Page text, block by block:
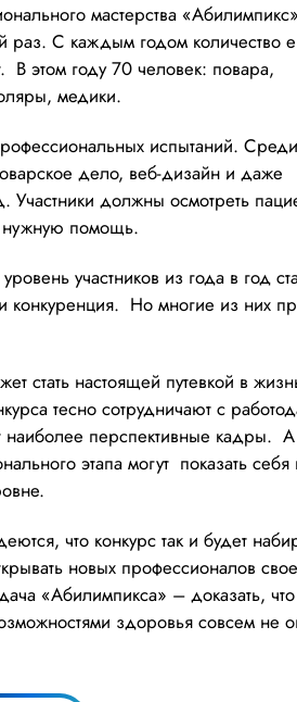
мастерства
раз. С каждым годом количество
В этом году 70 человек: повара,
медики.
испытаний.
дело, веб-дизайн и даже
Участники должны осмотреть
нужную помощь.
участников из года в год
конкуренция.  Но многие из них
стать настоящей путевкой в
тесно сотрудничают с
наиболее перспективные кадры.  А
этапа могут  показать себя
что конкурс так и будет
новых профессионалов
«Абилимпикса» – доказать,
здоровья совсем не